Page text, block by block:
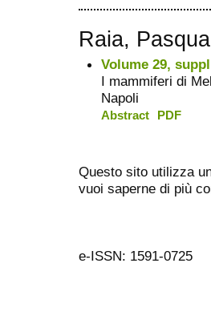
Raia,
Volume 29,
I mammiferi di
Napoli
Abstract PDF
Questo sito utilizza
vuoi saperne di più
e-ISSN: 1591-0725